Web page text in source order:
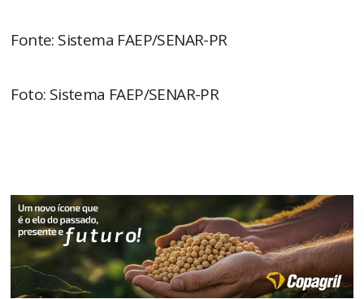
Fonte: Sistema FAEP/SENAR-PR
Foto: Sistema FAEP/SENAR-PR